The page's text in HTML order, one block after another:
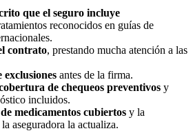
que el seguro incluye
reconocidos en guías de
contrato, prestando mucha atención a las
antes de la firma.
de chequeos preventivos y
incluidos.
medicamentos cubiertos y la
aseguradora la actualiza.